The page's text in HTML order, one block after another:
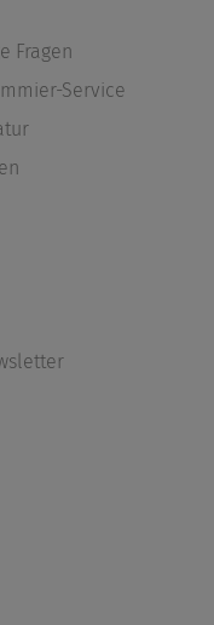
Fragen
Service